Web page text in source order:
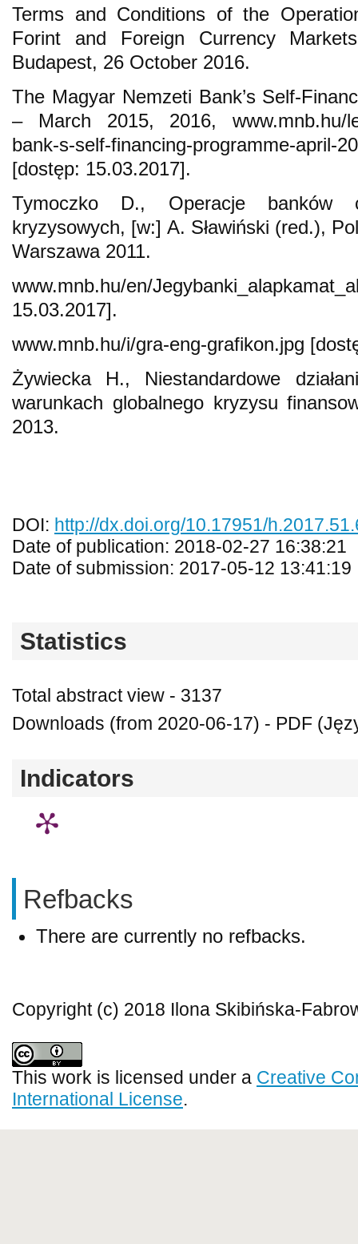
Terms and Conditions of the
Forint and Foreign Currency
Budapest, 26 October 2016.
The Magyar Nemzeti Bank’s Self-
– March 2015, 2016, www.mnb.hu/
bank-s-self-financing-programme-april-
[dostęp: 15.03.2017].
Tymoczko D., Operacje banków
kryzysowych, [w:] A. Sławiński (red.),
Warszawa 2011.
www.mnb.hu/en/
15.03.2017].
www.mnb.hu/i/gra-eng-grafikon.jpg
Żywiecka H., Niestandardowe
warunkach globalnego kryzysu
2013.
DOI: http://dx.doi.org/10.17951/
Date of publication: 2018-02-27 16:38:21
Date of submission: 2017-05-12 13:41:19
Statistics
Total abstract view - 3137
Downloads (from 2020-06-17) - PDF
Indicators
Refbacks
There are currently no refbacks.
Copyright (c) 2018 Ilona Skibińska-
This work is licensed under a Creative
International License.